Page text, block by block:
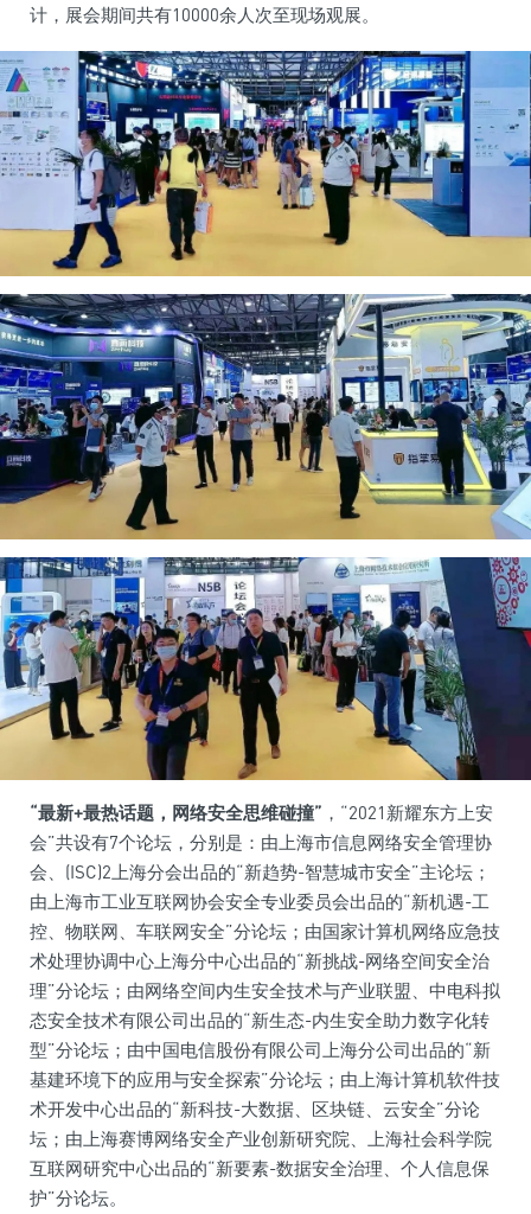
计，展会期间共有10000余人次至现场观展。
“最新+最热话题，网络安全思维碰撞” ，“2021新耀东方上安
会”共设有7个论坛，分别是：由上海市信息网络安全管理协
会、(ISC)2上海分会出品的“新趋势-智慧城市安全”主论坛；
由上海市工业互联网协会安全专业委员会出品的“新机遇-工
控、物联网、车联网安全”分论坛；由国家计算机网络应急技
术处理协调中心上海分中心出品的“新挑战-网络空间安全治
理”分论坛；由网络空间内生安全技术与产业联盟、中电科拟
态安全技术有限公司出品的“新生态-内生安全助力数字化转
型”分论坛；由中国电信股份有限公司上海分公司出品的“新
基建环境下的应用与安全探索”分论坛；由上海计算机软件技
术开发中心出品的“新科技-大数据、区块链、云安全”分论
坛；由上海赛博网络安全产业创新研究院、上海社会科学院
互联网研究中心出品的“新要素-数据安全治理、个人信息保
护”分论坛。